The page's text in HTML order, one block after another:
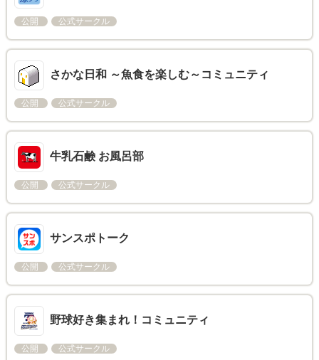
公開 公式サークル
さかな日和 ～魚食を楽しむ～コミュニティ
公開 公式サークル
牛乳石鹸 お風呂部
公開 公式サークル
サンスポトーク
公開 公式サークル
野球好き集まれ！コミュニティ
公開 公式サークル